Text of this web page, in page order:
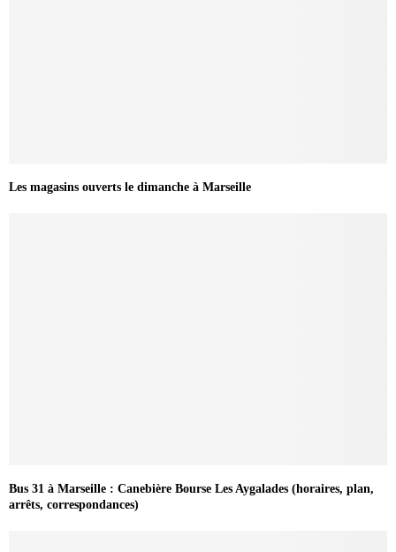
Les magasins ouverts le dimanche à Marseille
Bus 31 à Marseille : Canebière Bourse Les Aygalades (horaires, plan,
arrêts, correspondances)